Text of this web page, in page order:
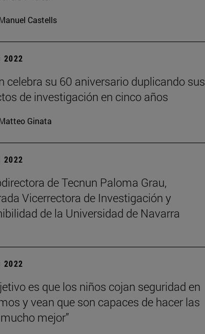
Castells
2022
celebra su 60 aniversario duplicando sus
de investigación en cinco años
Ginata
2022
de Tecnun Paloma Grau,
Vicerrectora de Investigación y
de la Universidad de Navarra
2022
es que los niños cojan seguridad en
y vean que son capaces de hacer las
mejor”